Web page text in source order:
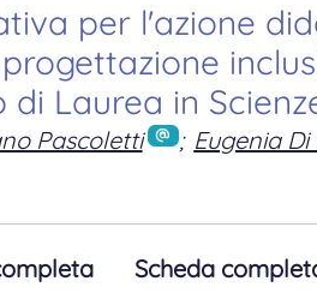
per l'azione
Laurea in
Pascoletti ; Eugenia
Scheda